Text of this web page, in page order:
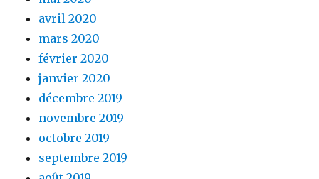
avril 2020
mars 2020
février 2020
janvier 2020
décembre 2019
novembre 2019
octobre 2019
septembre 2019